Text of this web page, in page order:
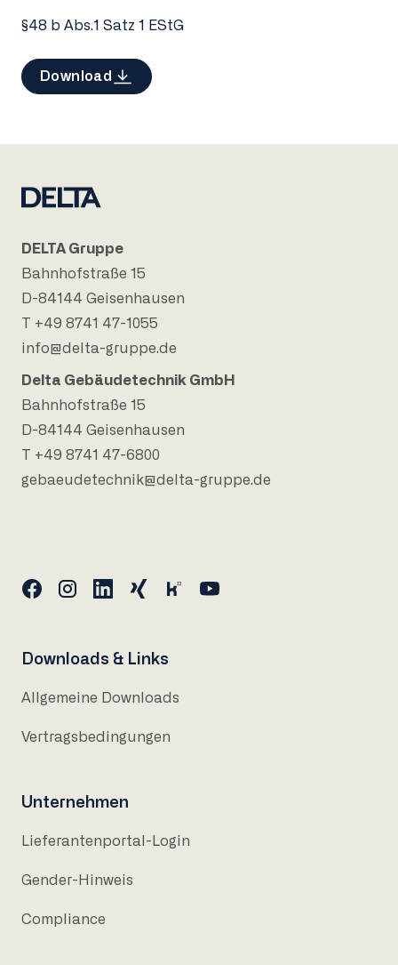
§48 b Abs.1 Satz 1 EStG
Download
DELTA Gruppe
Bahnhofstraße 15
D-84144 Geisenhausen
T +49 8741 47-1055
info@delta-gruppe.de
Delta Gebäudetechnik GmbH
Bahnhofstraße 15
D-84144 Geisenhausen
T +49 8741 47-6800
gebaeudetechnik@delta-gruppe.de
Downloads & Links
Allgemeine Downloads
Vertragsbedingungen
Unternehmen
Lieferantenportal-Login
Gender-Hinweis
Compliance